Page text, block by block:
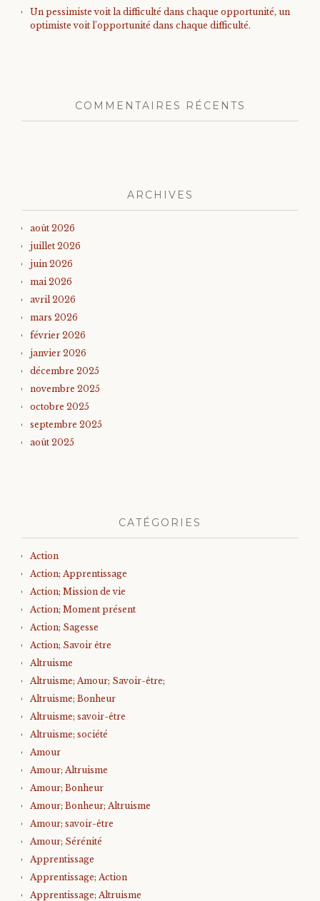
Un pessimiste voit la difficulté dans chaque opportunité, un
optimiste voit l’opportunité dans chaque difficulté.
COMMENTAIRES RÉCENTS
ARCHIVES
août 2026
juillet 2026
juin 2026
mai 2026
avril 2026
mars 2026
février 2026
janvier 2026
décembre 2025
novembre 2025
octobre 2025
septembre 2025
août 2025
CATÉGORIES
Action
Action; Apprentissage
Action; Mission de vie
Action; Moment présent
Action; Sagesse
Action; Savoir être
Altruisme
Altruisme; Amour; Savoir-être;
Altruisme; Bonheur
Altruisme; savoir-être
Altruisme; société
Amour
Amour; Altruisme
Amour; Bonheur
Amour; Bonheur; Altruisme
Amour; savoir-être
Amour; Sérénité
Apprentissage
Apprentissage; Action
Apprentissage; Altruisme